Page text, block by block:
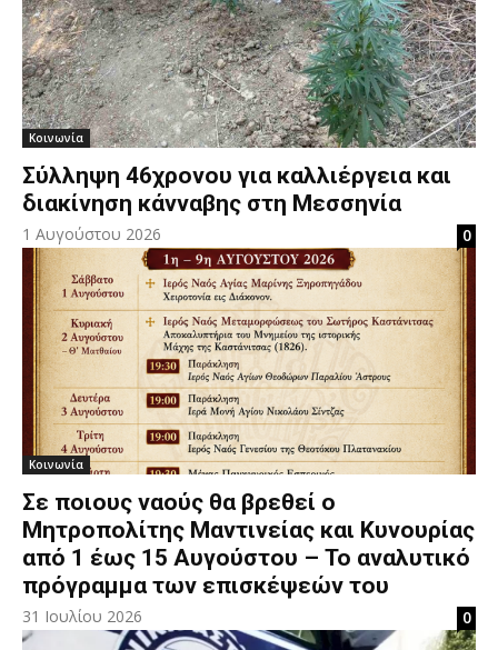
Κοινωνία
Σύλληψη 46χρονου για καλλιέργεια και
διακίνηση κάνναβης στη Μεσσηνία
1 Αυγούστου 2026 0
Κοινωνία
Σε ποιους ναούς θα βρεθεί ο
Μητροπολίτης Μαντινείας και Κυνουρίας
από 1 έως 15 Αυγούστου – Το αναλυτικό
πρόγραμμα των επισκέψεών του
31 Ιουλίου 2026 0